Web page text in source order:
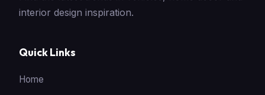
interior design inspiration.
Quick Links
Home